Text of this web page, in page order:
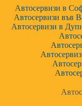
Автосервизи в
Автосервизи във
Автосервизи в